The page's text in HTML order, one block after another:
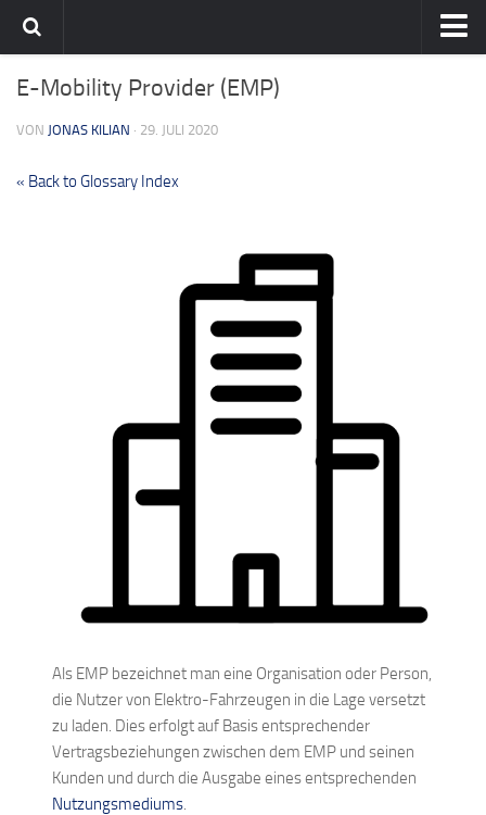
Home
E-Mobility Provider (EMP)
VON JONAS KILIAN · 29. JULI 2020
« Back to Glossary Index
Als EMP bezeichnet man eine Organisation oder Person,
die Nutzer von Elektro-Fahrzeugen in die Lage versetzt
zu laden. Dies erfolgt auf Basis entsprechender
Vertragsbeziehungen zwischen dem EMP und seinen
Kunden und durch die Ausgabe eines entsprechenden
Nutzungsmediums.